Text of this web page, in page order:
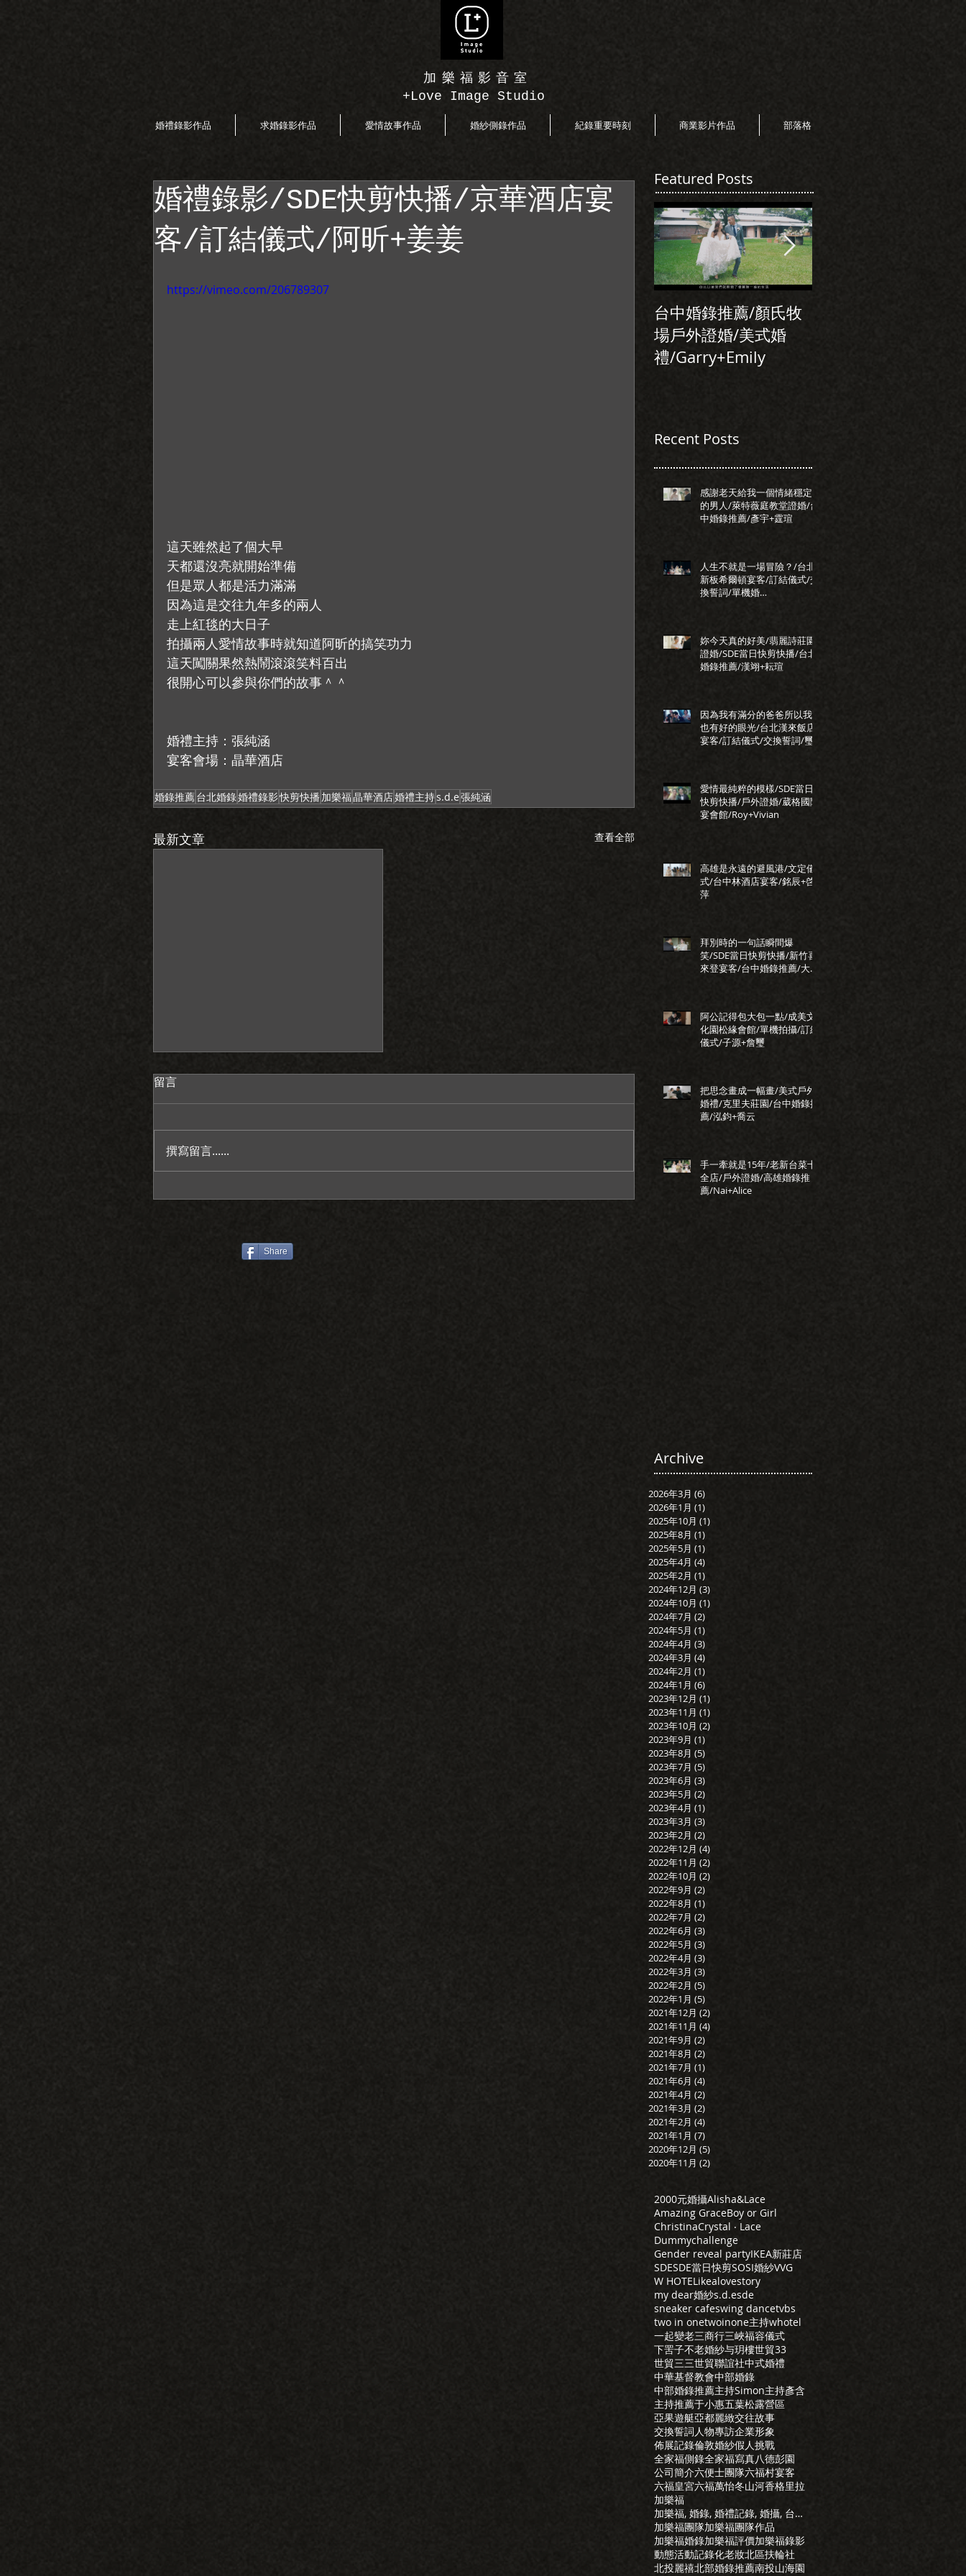
加樂福影音室
+Love Image Studio
婚禮錄影作品 求婚錄影作品 愛情故事作品 婚紗側錄作品 紀錄重要時刻 商業影片作品 部落格
婚禮錄影/SDE快剪快播/京華酒店宴
客/訂結儀式/阿昕+姜姜
https://vimeo.com/206789307
這天雖然起了個大早
天都還沒亮就開始準備
但是眾人都是活力滿滿
因為這是交往九年多的兩人
走上紅毯的大日子
拍攝兩人愛情故事時就知道阿昕的搞笑功力
這天闖關果然熱鬧滾滾笑料百出
很開心可以參與你們的故事＾＾
婚禮主持：張純涵
宴客會場：晶華酒店
婚錄推薦台北婚錄婚禮錄影快剪快播 加樂福晶華酒店婚禮主持s.d.e張純涵
最新文章 查看全部
推薦/彥宇+霆瑄
留言
撰寫留言......
Featured Posts
台中婚錄推薦/顏氏牧
場戶外證婚/美式婚
禮/Garry+Emily
Recent Posts
感謝老天給我一個情緒穩定
的男人/萊特薇庭教堂證婚/台
中婚錄推薦/彥宇+霆瑄
人生不就是一場冒險？/台北
新板希爾頓宴客/訂結儀式/交
換誓詞/單機婚
妳今天真的好美/翡麗詩莊園
證婚/SDE當日快剪快播/台北
婚錄推薦/漢翊+耘瑄
因為我有滿分的爸爸所以我
也有好的眼光/台北漢來飯店
宴客/訂結儀式/交換誓詞/璽
愛情最純粹的模樣/SDE當日
快剪快播/戶外證婚/葳格國際
宴會館/Roy+Vivian
高雄是永遠的避風港/文定儀
式/台中林酒店宴客/銘辰+啓
萍
拜別時的一句話瞬間爆
笑/SDE當日快剪快播/新竹喜
來登宴客/台中婚錄推薦/大藝
阿公記得包大包一點/成美文
化園松緣會館/單機拍攝/訂結
儀式/子源+詹璽
把思念畫成一幅畫/美式戶外
婚禮/克里夫莊園/台中婚錄推
薦/泓鈞+喬云
手一牽就是15年/老新台菜十
全店/戶外證婚/高雄婚錄推
薦/Nai+Alice
Share
Archive
2026年3月 (6)
2026年1月 (1)
2025年10月 (1)
2025年8月 (1)
2025年5月 (1)
2025年4月 (4)
2025年2月 (1)
2024年12月 (3)
2024年10月 (1)
2024年7月 (2)
2024年5月 (1)
2024年4月 (3)
2024年3月 (4)
2024年2月 (1)
2024年1月 (6)
2023年12月 (1)
2023年11月 (1)
2023年10月 (2)
2023年9月 (1)
2023年8月 (5)
2023年7月 (5)
2023年6月 (3)
2023年5月 (2)
2023年4月 (1)
2023年3月 (3)
2023年2月 (2)
2022年12月 (4)
2022年11月 (2)
2022年10月 (2)
2022年9月 (2)
2022年8月 (1)
2022年7月 (2)
2022年6月 (3)
2022年5月 (3)
2022年4月 (3)
2022年3月 (3)
2022年2月 (5)
2022年1月 (5)
2021年12月 (2)
2021年11月 (4)
2021年9月 (2)
2021年8月 (2)
2021年7月 (1)
2021年6月 (4)
2021年4月 (2)
2021年3月 (2)
2021年2月 (4)
2021年1月 (7)
2020年12月 (5)
2020年11月 (2)
2000元婚攝Alisha&Lace
Amazing GraceBoy or Girl
ChristinaCrystal ‧ Lace
Dummychallenge
Gender reveal partyIKEA新莊店
SDESDE當日快剪SOSI婚紗VVG
W HOTELikealovestory
my dear婚紗s.d.esde
sneaker cafeswing dancetvbs
two in onetwoinone主持whotel
一起變老三商行三峽福容儀式
下罟子不老婚紗与玥樓世貿33
世貿三三世貿聯誼社中式婚禮
中華基督教會中部婚錄
中部婚錄推薦主持Simon主持彥含
主持推薦于小惠五葉松露營區
亞果遊艇亞都麗緻交往故事
交換誓詞人物專訪企業形象
佈展記錄倫敦婚紗假人挑戰
全家福側錄全家福寫真八德彭園
公司簡介六便士團隊六福村宴客
六福皇宮六福萬怡冬山河香格里拉
加樂福
加樂福, 婚錄, 婚禮記錄, 婚攝, 台北婚錄, 婚禮錄影, 推薦婚錄, 婚錄推薦, 婚攝推薦, 推
加樂福團隊加樂福團隊作品
加樂福婚錄加樂福評價加樂福錄影
動態活動記錄化老妝北區扶輪社
北投麗禧北部婚錄推薦南投山海園